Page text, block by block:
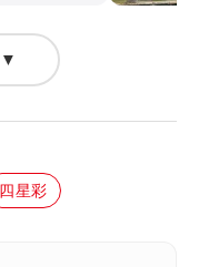
▼
四星彩